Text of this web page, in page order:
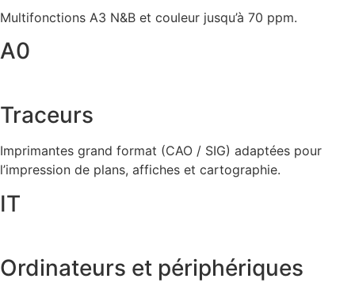
Multifonctions A3 N&B et couleur jusqu’à 70 ppm.
A0
Traceurs
Imprimantes grand format (CAO / SIG) adaptées pour
l’impression de plans, affiches et cartographie.
IT
Ordinateurs et périphériques